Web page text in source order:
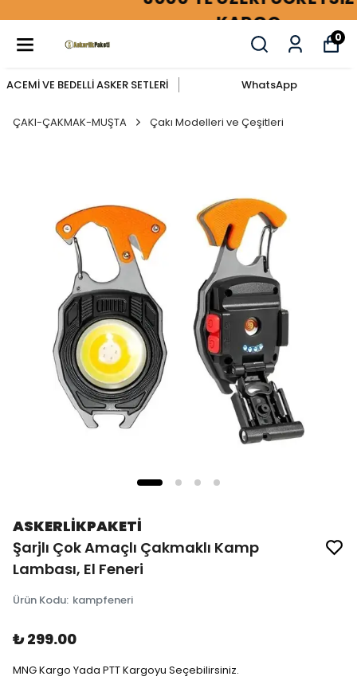
KARGO
0
ACEMİ VE BEDELLİ ASKER SETLERİ WhatsApp
ÇAKI-ÇAKMAK-MUŞTA Çakı Modelleri ve Çeşitleri
ASKERLİKPAKETİ
Şarjlı Çok Amaçlı Çakmaklı Kamp
Lambası, El Feneri
Ürün Kodu: kampfeneri
₺ 299.00
MNG Kargo Yada PTT Kargoyu Seçebilirsiniz.